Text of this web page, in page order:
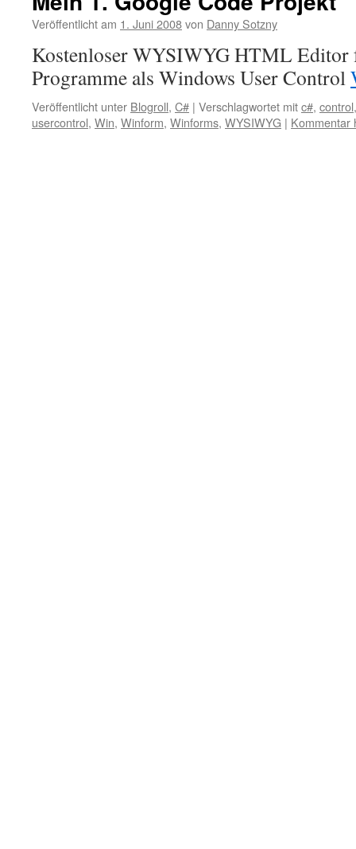
Veröffentlicht am 1. Juni 2008von Danny Sotzny
Kostenloser WYSIWYG HTML
Programme als Windows User Control
Veröffentlicht unter Blogroll, C# | Verschlagwortet mitc#, control
usercontrol, Win, Winform, Winforms, WYSIWYG | Kommentar